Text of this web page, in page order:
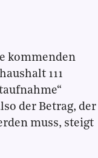
kommenden
111
der Betrag, der
muss, steigt